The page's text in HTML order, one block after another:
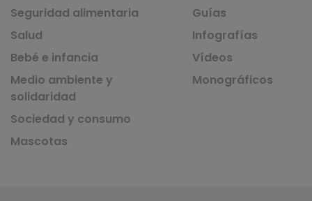
Seguridad alimentaria
Salud
Bebé e infancia
Medio ambiente y
solidaridad
Sociedad y consumo
Mascotas
Guías
Infografías
Vídeos
Monográficos